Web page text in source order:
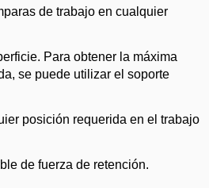
de trabajo en cualquier
Para obtener la máxima
se puede utilizar el soporte
posición requerida en el trabajo
de fuerza de retención.